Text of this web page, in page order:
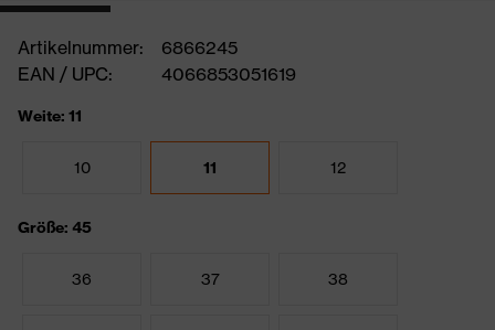
Artikelnummer:
6866245
EAN / UPC:
4066853051619
Weite: 11
10 11 12
Größe: 45
36 37 38